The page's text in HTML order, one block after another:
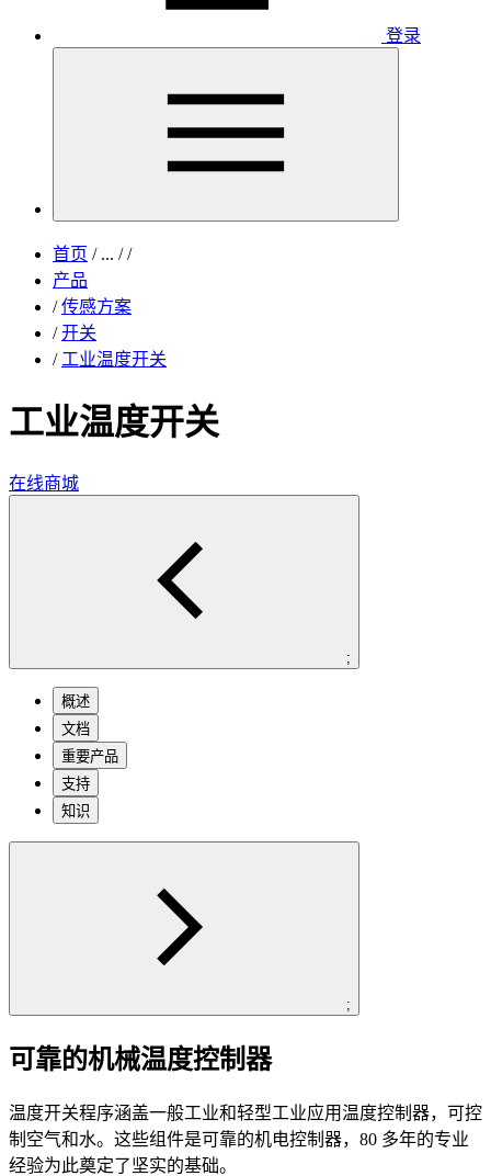
登录
首页 /... / /
产品
/ 传感方案
/ 开关
/ 工业温度开关
工业温度开关
在线商城
;
概述
文档
重要产品
支持
知识
;
可靠的机械温度控制器
温度开关程序涵盖一般工业和轻型工业应用温度控制器，可控
制空气和水。这些组件是可靠的机电控制器，80 多年的专业
经验为此奠定了坚实的基础。